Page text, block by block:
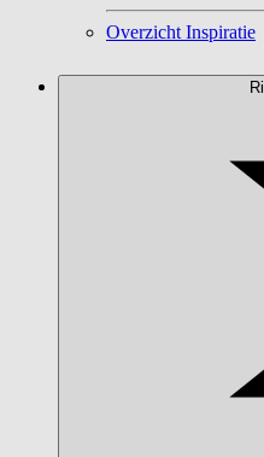
Overzicht Inspiratie